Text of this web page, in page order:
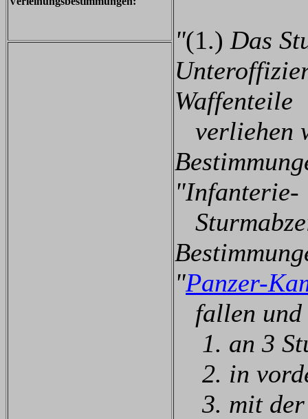
"(1.) Das
Waffenteile
verliehen
"Infanterie-
"Panzer-
fallen und
1. an 3
2. in
3. mit der